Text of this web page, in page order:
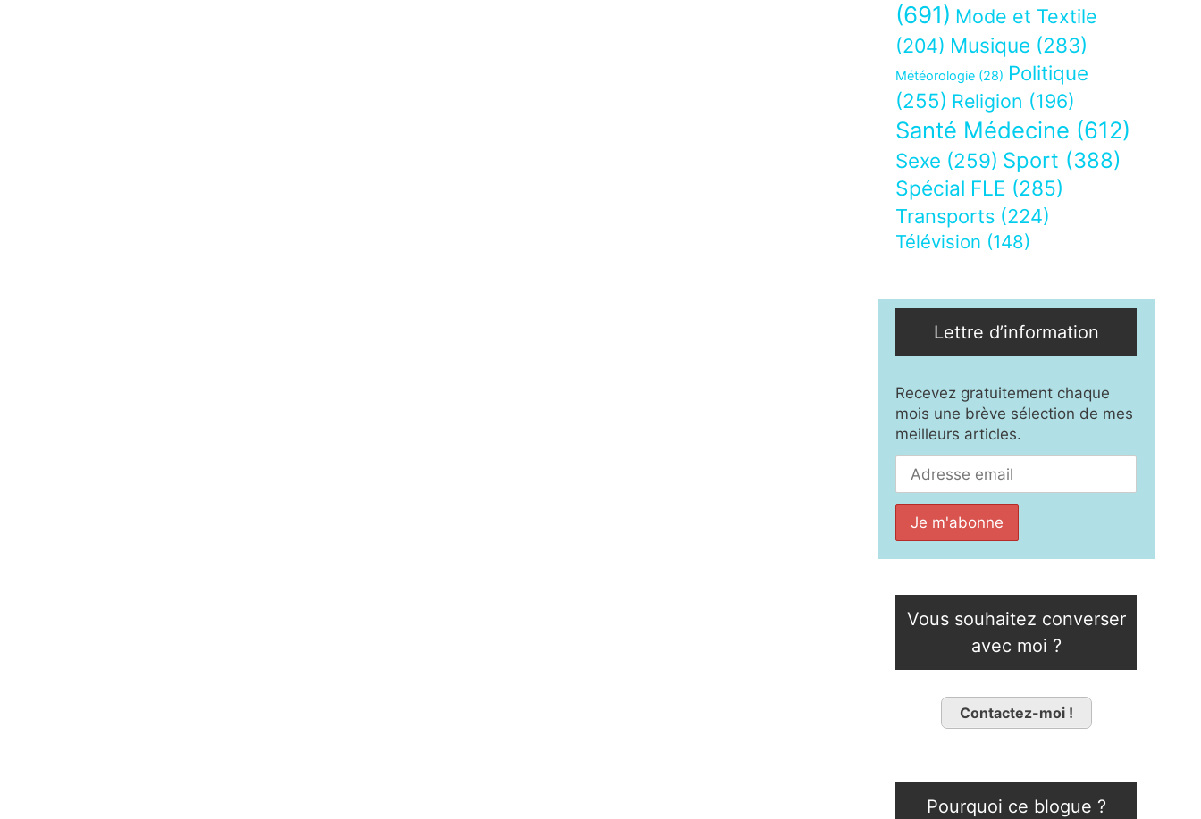
(691) Mode et Textile
(204) Musique (283)
Météorologie (28) Politique
(255) Religion (196)
Santé Médecine (612)
Sexe (259) Sport (388)
Spécial FLE (285)
Transports (224)
Télévision (148)
Lettre d’information
Recevez gratuitement chaque
mois une brève sélection de mes
meilleurs articles.
Vous souhaitez converser
avec moi ?
Contactez-moi !
Pourquoi ce blogue ?